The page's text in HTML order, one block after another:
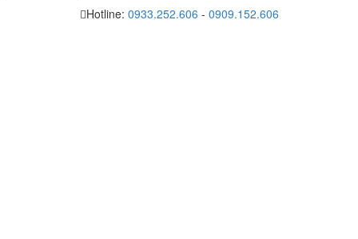
Hotline: 0933.252.606 - 0909.152.606